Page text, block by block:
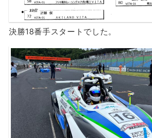
決勝18番手スタートでした。